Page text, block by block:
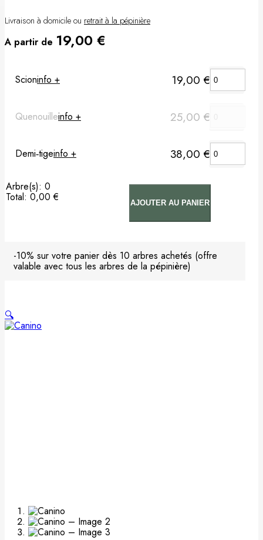
Porte-greffes & greffons
Matériel de plantation
Carte cadeau
Livraison à domicile ou retrait à la pépinière
A partir de 19,00 €
Scioninfo + 19,00 €
Quenouilleinfo + 25,00 €
Demi‑tigeinfo + 38,00 €
Arbre(s): 0
Total: 0,00 €
0,00 €
AJOUTER AU PANIER
-10% sur votre panier dès 10 arbres achetés (offre
valable avec tous les arbres de la pépinière)
🔍